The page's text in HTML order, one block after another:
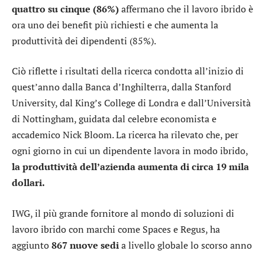
quattro su cinque (86%)affermano che il lavoro ibrido è
ora uno dei benefit più richiesti e che aumenta la
produttività dei dipendenti (85%).
Ciò riflette i risultati della ricerca condotta all’inizio di
quest’anno dalla Banca d’Inghilterra, dalla Stanford
University, dal King’s College di Londra e dall’Università
di Nottingham, guidata dal celebre economista e
accademico Nick Bloom. La ricerca ha rilevato che, per
ogni giorno in cui un dipendente lavora in modo ibrido,
la produttività dell’azienda aumenta di circa 19 mila
dollari.
IWG, il più grande fornitore al mondo di soluzioni di
lavoro ibrido con marchi come Spaces e Regus, ha
aggiunto867 nuove sedia livello globale lo scorso anno